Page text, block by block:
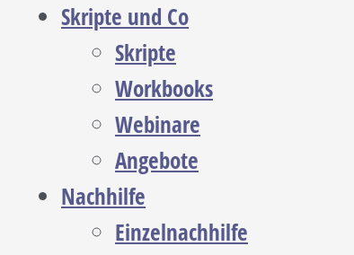
Skripte und Co
Skripte
Workbooks
Webinare
Angebote
Nachhilfe
Einzelnachhilfe